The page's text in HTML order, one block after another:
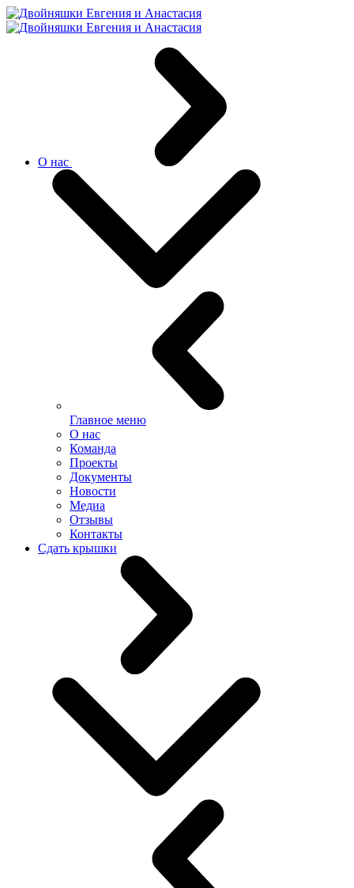
О нас
Главное меню
О нас
Команда
Проекты
Документы
Новости
Медиа
Отзывы
Контакты
Сдать крышки